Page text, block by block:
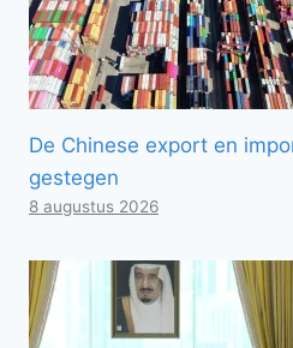
De Chinese export en
gestegen
8 augustus 2026